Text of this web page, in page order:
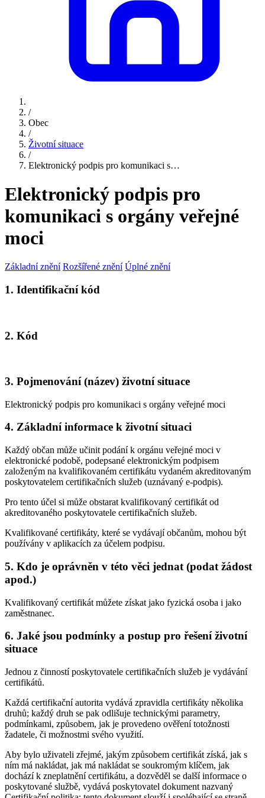
/
Obec
/
Životní situace
/
Elektronický podpis pro komunikaci s…
Elektronický podpis pro
komunikaci s orgány veřejné
moci
Základní znění Rozšířené znění Úplné znění
1. Identifikační kód
2. Kód
3. Pojmenování (název) životní situace
Elektronický podpis pro komunikaci s orgány veřejné moci
4. Základní informace k životní situaci
Každý občan může učinit podání k orgánu veřejné moci v
elektronické podobě, podepsané elektronickým podpisem
založeným na kvalifikovaném certifikátu vydaném akreditovaným
poskytovatelem certifikačních služeb (uznávaný e-podpis).
Pro tento účel si může obstarat kvalifikovaný certifikát od
akreditovaného poskytovatele certifikačních služeb.
Kvalifikované certifikáty, které se vydávají občanům, mohou být
používány v aplikacích za účelem podpisu.
5. Kdo je oprávněn v této věci jednat (podat žádost
apod.)
Kvalifikovaný certifikát můžete získat jako fyzická osoba i jako
zaměstnanec.
6. Jaké jsou podmínky a postup pro řešení životní
situace
Jednou z činností poskytovatele certifikačních služeb je vydávání
certifikátů.
Každá certifikační autorita vydává zpravidla certifikáty několika
druhů; každý druh se pak odlišuje technickými parametry,
podmínkami, způsobem, jak je provedeno ověření totožnosti
žadatele, či možnostmi svého využití.
Aby bylo uživateli zřejmé, jakým způsobem certifikát získá, jak s
ním má nakládat, jak má nakládat se soukromým klíčem, jak
dochází k zneplatnění certifikátu, a dozvěděl se další informace o
poskytované službě, vydává poskytovatel dokument nazvaný